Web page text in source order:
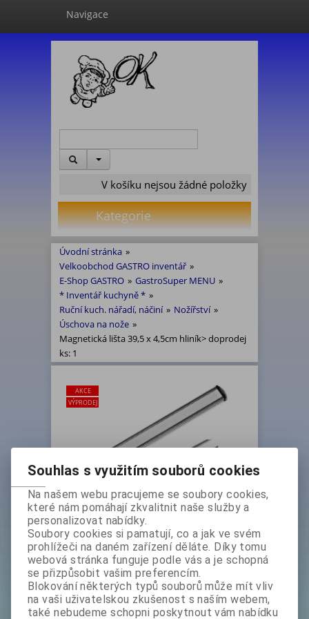
Navigace
V košíku nejsou žádné položky
Kategorie
Úvodní stránka »
Velkoobchod GASTRO inventář »
E-Shop GASTRO » GastroSuper MENU »
* Inventář kuchyně * »
Ruční kuch. nářadí, náčiní » Nožířství »
Úschova na nože »
Magnetická lišta 39,5 x 4,5cm hliník> doprodej
ks: 1
AKCE
VÝPRODEJ
Magnetická lišta 39,5 x 4,5cm
hliník> doprodej ks: 1
Základní cena bez DPH:269 Kč
Základní cena s DPH:325,50 Kč
Akční sleva30 %
bez DPH:189 Kč
s DPH:228,70 Kč
Koupit
Souhlas s využitím souborů cookies
Na našem webu pracujeme se soubory cookies,
které nám pomáhají zkvalitnit naše služby a
personalizovat nabídky.
Soubory cookies si pamatují, co a jak ve svém
prohlížeči na daném zařízení děláte. Díky tomu
webová stránka funguje podle vás a je schopná
se přizpůsobit vašim preferencím.
Blokování některých typů souborů může mít vliv
na vaši uživatelskou zkušenost s naším webem,
také nebudeme schopni poskytnout vám nabídku